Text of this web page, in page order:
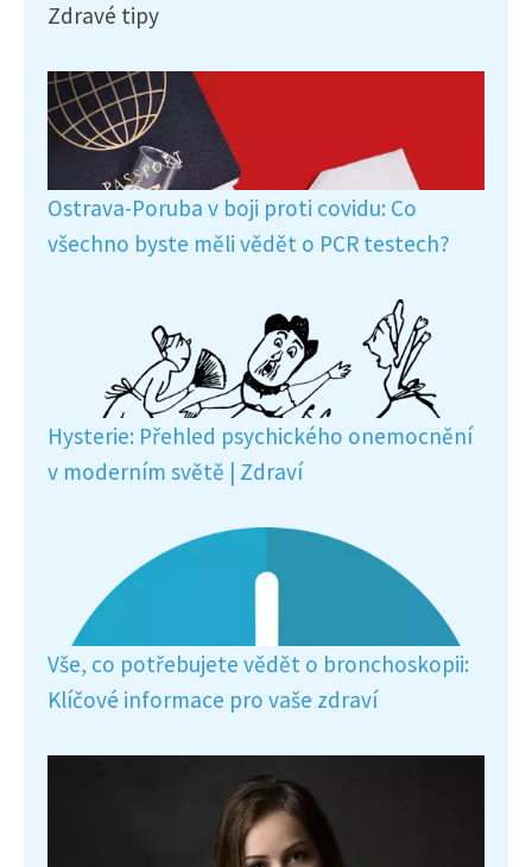
Zdravé tipy
Ostrava-Poruba v boji proti covidu: Co
všechno byste měli vědět o PCR testech?
Hysterie: Přehled psychického onemocnění
v moderním světě | Zdraví
Vše, co potřebujete vědět o bronchoskopii:
Klíčové informace pro vaše zdraví